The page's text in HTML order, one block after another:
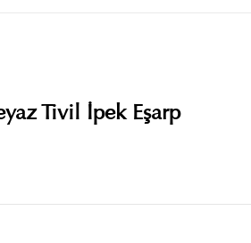
Tivil İpek Eşarp